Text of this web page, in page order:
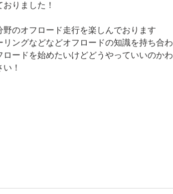
りました！
のオフロード走行を楽しんでおります
ングなどなどオフロードの知識を持ち合わ
ードを始めたいけどどうやっていいのかわ
！